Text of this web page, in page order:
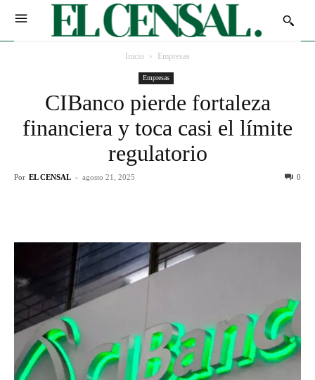
Inicio Empresas
Empresas
CIBanco pierde fortaleza
financiera y toca casi el límite
regulatorio
Por EL CENSAL - agosto 21, 2025 0